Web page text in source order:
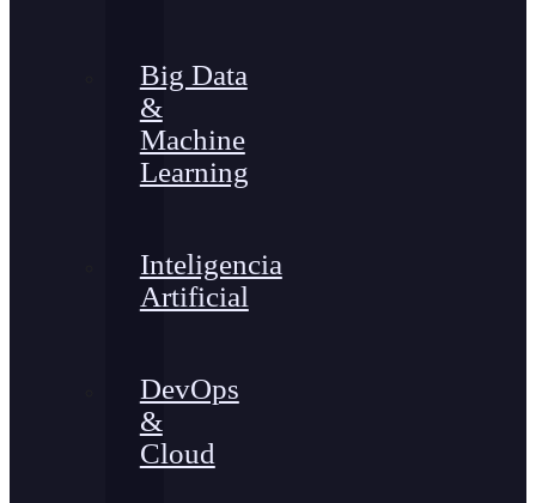
Big Data
&
Machine
Learning
Inteligencia
Artificial
DevOps
&
Cloud